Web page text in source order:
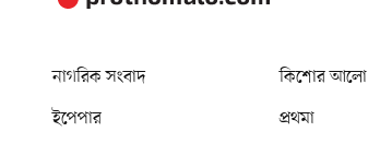
নাগরিক সংবাদ কিশোর আলো
ইপেপার
প্রথমা